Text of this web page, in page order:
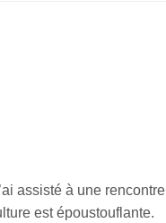
assisté à une rencontre
est époustouflante.